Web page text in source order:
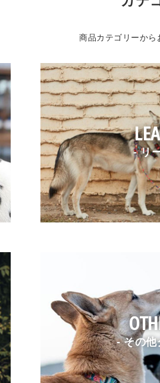
商品カテゴリーから
- リ
- その他